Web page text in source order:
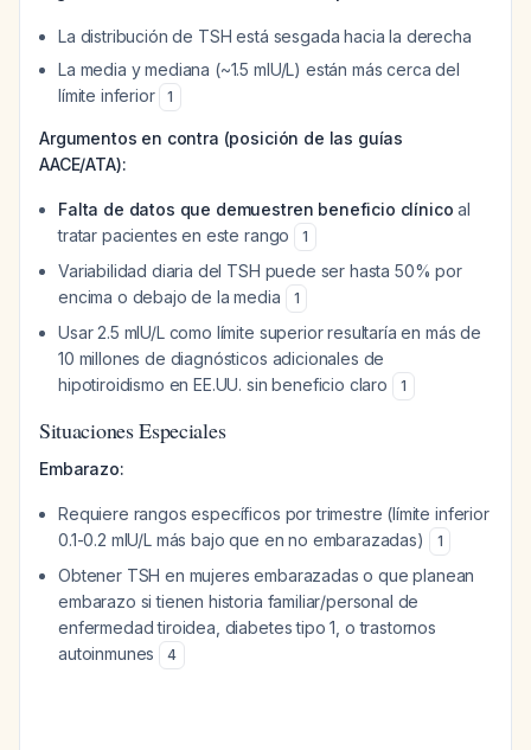
La distribución de TSH está sesgada hacia la derecha
La media y mediana (~1.5 mIU/L) están más cerca del
límite inferior
1
Argumentos en contra (posición de las guías
AACE/ATA):
Falta de datos que demuestren beneficio clínico al
tratar pacientes en este rango
1
Variabilidad diaria del TSH puede ser hasta 50% por
encima o debajo de la media
1
Usar 2.5 mIU/L como límite superior resultaría en más de
10 millones de diagnósticos adicionales de
hipotiroidismo en EE.UU. sin beneficio claro
1
Situaciones Especiales
Embarazo:
Requiere rangos específicos por trimestre (límite inferior
0.1-0.2 mIU/L más bajo que en no embarazadas)
1
Obtener TSH en mujeres embarazadas o que planean
embarazo si tienen historia familiar/personal de
enfermedad tiroidea, diabetes tipo 1, o trastornos
autoinmunes
4